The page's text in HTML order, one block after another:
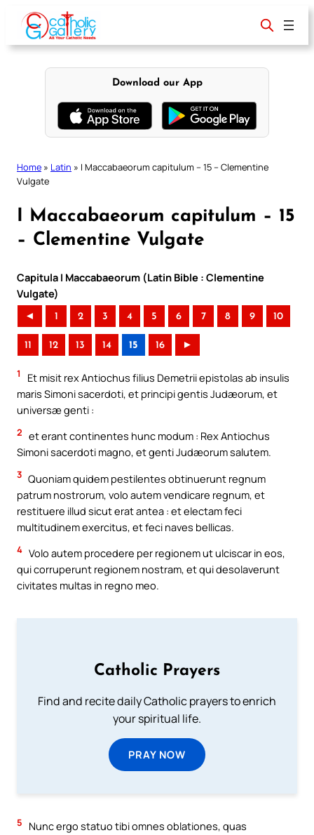
content
Download our App
Home » Latin » I Maccabaeorum capitulum – 15 – Clementine
Vulgate
I Maccabaeorum capitulum – 15
– Clementine Vulgate
Capitula I Maccabaeorum (Latin Bible : Clementine
Vulgate)
◄ 1 2 3 4 5 6 7 8 9 10
11 12 13 14 15 16 ►
1
Et misit rex Antiochus filius Demetrii epistolas ab insulis
maris Simoni sacerdoti, et principi gentis Judæorum, et
universæ genti :
2 et erant continentes hunc modum : Rex Antiochus
Simoni sacerdoti magno, et genti Judæorum salutem.
3 Quoniam quidem pestilentes obtinuerunt regnum
patrum nostrorum, volo autem vendicare regnum, et
restituere illud sicut erat antea : et electam feci
multitudinem exercitus, et feci naves bellicas.
4 Volo autem procedere per regionem ut ulciscar in eos,
qui corruperunt regionem nostram, et qui desolaverunt
civitates multas in regno meo.
Catholic Prayers
Find and recite daily Catholic prayers to enrich
your spiritual life.
PRAY NOW
5
Nunc ergo statuo tibi omnes oblationes, quas